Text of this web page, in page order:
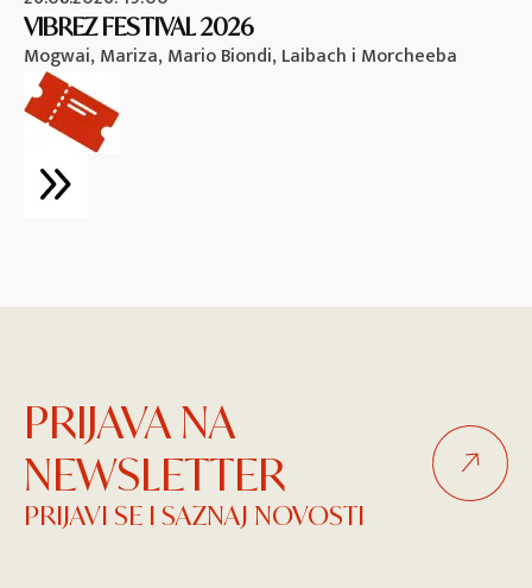
VIBREZ FESTIVAL 2026
Mogwai, Mariza, Mario Biondi, Laibach i Morcheeba
PRIJAVA NA
NEWSLETTER
PRIJAVI SE I SAZNAJ NOVOSTI